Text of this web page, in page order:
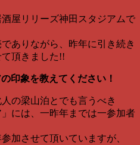
屋リリーズ神田スタジアムで
ありながら、昨年に引き続き
頂きました!!
印象を教えてください！
の梁山泊とでも言うべき
には、一昨年までは一参加者
加させて頂いていますが、